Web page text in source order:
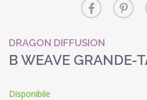
DRAGON DIFFUSION
B WEAVE GRANDE-
Disponibile